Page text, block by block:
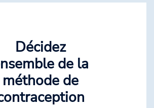
Décidez
de la
méthode de